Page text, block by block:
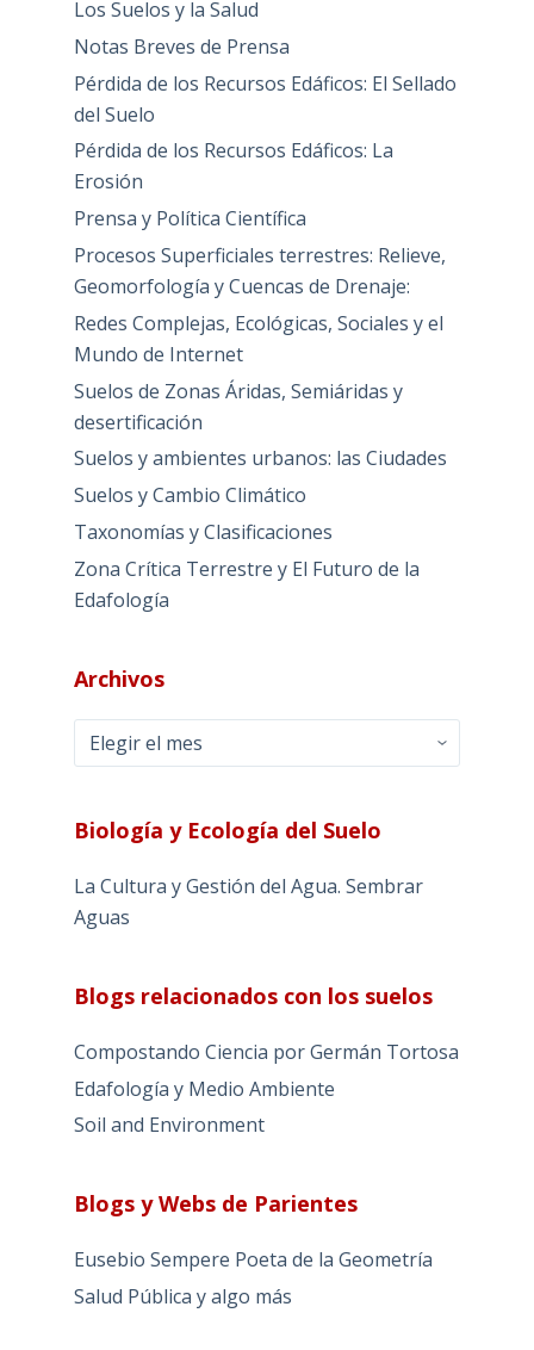
Los Suelos y la Salud
Notas Breves de Prensa
Pérdida de los Recursos Edáficos: El Sellado
del Suelo
Pérdida de los Recursos Edáficos: La
Erosión
Prensa y Política Científica
Procesos Superficiales terrestres: Relieve,
Geomorfología y Cuencas de Drenaje:
Redes Complejas, Ecológicas, Sociales y el
Mundo de Internet
Suelos de Zonas Áridas, Semiáridas y
desertificación
Suelos y ambientes urbanos: las Ciudades
Suelos y Cambio Climático
Taxonomías y Clasificaciones
Zona Crítica Terrestre y El Futuro de la
Edafología
Archivos
Archivos
Biología y Ecología del Suelo
La Cultura y Gestión del Agua. Sembrar
Aguas
Blogs relacionados con los suelos
Compostando Ciencia por Germán Tortosa
Edafología y Medio Ambiente
Soil and Environment
Blogs y Webs de Parientes
Eusebio Sempere Poeta de la Geometría
Salud Pública y algo más